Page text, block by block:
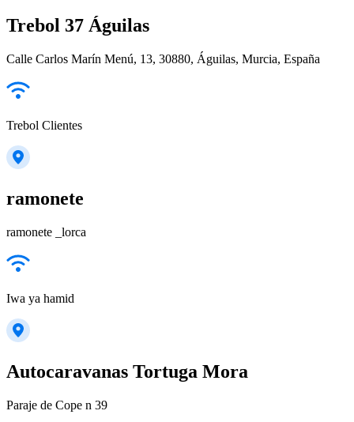
Trebol 37 Águilas
Calle Carlos Marín Menú, 13, 30880, Águilas, Murcia, España
Trebol Clientes
ramonete
ramonete _lorca
Iwa ya hamid
Autocaravanas Tortuga Mora
Paraje de Cope n 39